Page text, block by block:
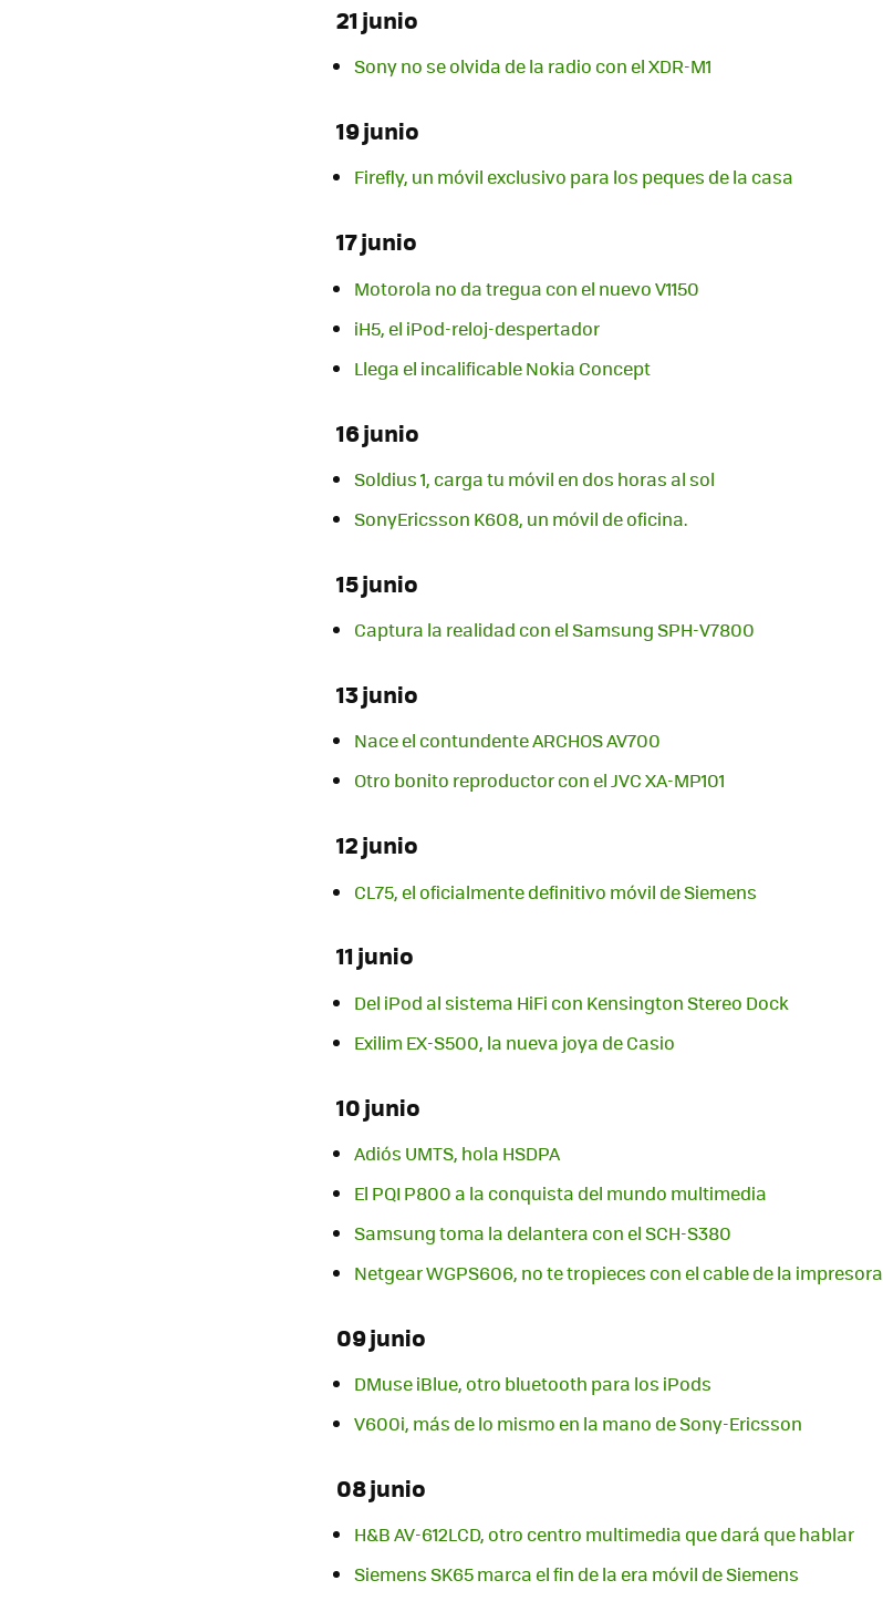
21 junio
Sony no se olvida de la radio con el XDR-M1
19 junio
Firefly, un móvil exclusivo para los peques de la casa
17 junio
Motorola no da tregua con el nuevo V1150
iH5, el iPod-reloj-despertador
Llega el incalificable Nokia Concept
16 junio
Soldius 1, carga tu móvil en dos horas al sol
SonyEricsson K608, un móvil de oficina.
15 junio
Captura la realidad con el Samsung SPH-V7800
13 junio
Nace el contundente ARCHOS AV700
Otro bonito reproductor con el JVC XA-MP101
12 junio
CL75, el oficialmente definitivo móvil de Siemens
11 junio
Del iPod al sistema HiFi con Kensington Stereo Dock
Exilim EX-S500, la nueva joya de Casio
10 junio
Adiós UMTS, hola HSDPA
El PQI P800 a la conquista del mundo multimedia
Samsung toma la delantera con el SCH-S380
Netgear WGPS606, no te tropieces con el cable de la impresora
09 junio
DMuse iBlue, otro bluetooth para los iPods
V600i, más de lo mismo en la mano de Sony-Ericsson
08 junio
H&B AV-612LCD, otro centro multimedia que dará que hablar
Siemens SK65 marca el fin de la era móvil de Siemens